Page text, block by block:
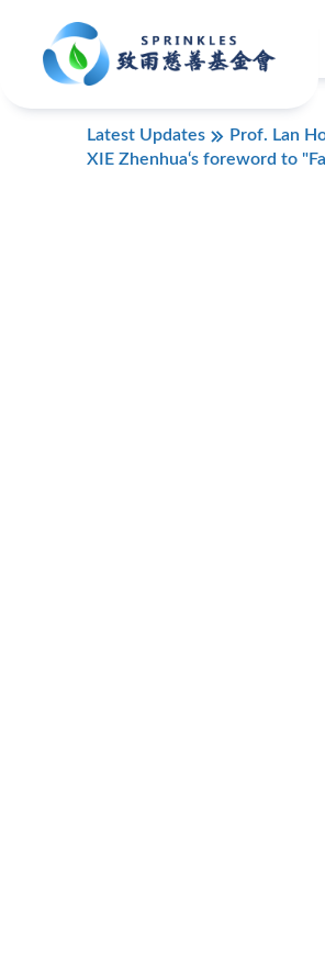
Latest Updates
Prof. Lan
XIE Zhenhua‘s foreword to